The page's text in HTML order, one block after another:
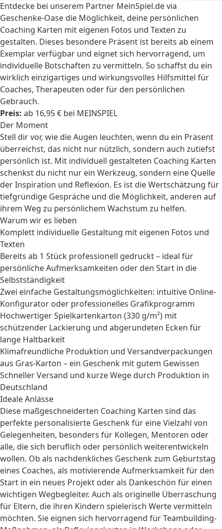
Entdecke bei unserem Partner MeinSpiel.de via
Geschenke-Oase die Möglichkeit, deine persönlichen
Coaching Karten mit eigenen Fotos und Texten zu
gestalten. Dieses besondere Präsent ist bereits ab einem
Exemplar verfügbar und eignet sich hervorragend, um
individuelle Botschaften zu vermitteln. So schaffst du ein
wirklich einzigartiges und wirkungsvolles Hilfsmittel für
Coaches, Therapeuten oder für den persönlichen
Gebrauch.
Preis: ab 16,95 € bei MEINSPIEL
Der Moment
Stell dir vor, wie die Augen leuchten, wenn du ein Präsent
überreichst, das nicht nur nützlich, sondern auch zutiefst
persönlich ist. Mit individuell gestalteten Coaching Karten
schenkst du nicht nur ein Werkzeug, sondern eine Quelle
der Inspiration und Reflexion. Es ist die Wertschätzung für
tiefgründige Gespräche und die Möglichkeit, anderen auf
ihrem Weg zu persönlichem Wachstum zu helfen.
Warum wir es lieben
Komplett individuelle Gestaltung mit eigenen Fotos und
Texten
Bereits ab 1 Stück professionell gedruckt – ideal für
persönliche Aufmerksamkeiten oder den Start in die
Selbstständigkeit
Zwei einfache Gestaltungsmöglichkeiten: intuitive Online-
Konfigurator oder professionelles Grafikprogramm
Hochwertiger Spielkartenkarton (330 g/m²) mit
schützender Lackierung und abgerundeten Ecken für
lange Haltbarkeit
Klimafreundliche Produktion und Versandverpackungen
aus Gras-Karton – ein Geschenk mit gutem Gewissen
Schneller Versand und kurze Wege durch Produktion in
Deutschland
Ideale Anlässe
Diese maßgeschneiderten Coaching Karten sind das
perfekte personalisierte Geschenkfür eine Vielzahl von
Gelegenheiten, besonders für Kollegen, Mentoren oder
alle, die sich beruflich oder persönlich weiterentwickeln
wollen. Ob als nachdenkliches Geschenk zum Geburtstag
eines Coaches, als motivierende Aufmerksamkeit für den
Start in ein neues Projekt oder als Dankeschön für einen
wichtigen Wegbegleiter. Auch als originelle Überraschung
für Eltern, die ihren Kindern spielerisch Werte vermitteln
möchten. Sie eignen sich hervorragend für Teambuilding-